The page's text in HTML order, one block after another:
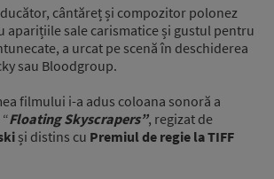
cântăreț și compozitor polonez
aparițiile sale carismatice și gustul pentru
a urcat pe scenă în deschiderea
sau Bloodgroup.
filmului i-a adus coloana sonoră a
Floating Skyscrapers”, regizat de
și distins cu Premiul de regie la TIFF